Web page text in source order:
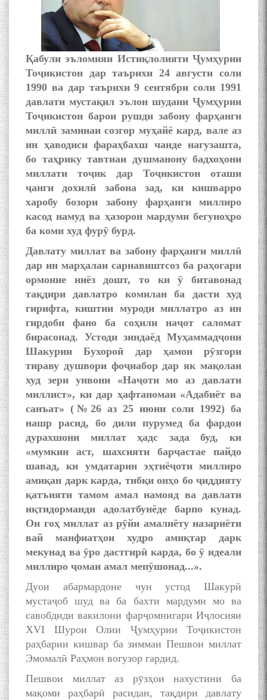
Қабули эъломияи Истиқлолияти Ҷумҳурии
Тоҷикистон дар таърихи 24 августи соли
1990 ва дар таърихи 9 сентябри соли 1991
давлати мустақил эълон шудани Ҷумҳурии
Тоҷикистон барои рушди забону фарҳанги
миллӣ заминаи созгор муҳайё кард, вале аз
ин ҳаводиси фараҳбахш чанде нагузашта,
бо таҳрику тавтиаи душманону бадхоҳони
миллати тоҷик дар Тоҷикистон оташи
ҷанги дохилӣ забона зад, ки кишварро
харобу бозори забону фарҳанги миллиро
касод намуд ва ҳазорон мардуми бегуноҳро
ба коми худ фурӯ бурд.
Давлату миллат ва забону фарҳанги миллӣ
дар ин марҳалаи сарнавиштсоз ба раҳогари
ормоние ниёз дошт, то ки ӯ битавонад
тақдири давлатро комилан ба дасти худ
гирифта, киштии муроди миллатро аз ин
гирдоби фано ба соҳили наҷот саломат
бирасонад. Устоди зиндаёд Муҳаммадҷони
Шакурии Бухороӣ дар ҳамон рӯзгори
тираву душвори фоҷиабор дар як мақолаи
худ зери унвони «Наҷоти мо аз давлати
миллист», ки дар ҳафтаномаи «Адабиёт ва
санъат» (№26 аз 25 июни соли 1992) ба
нашр расид, бо дили пурумед ба фардои
дурахшони миллат ҳадс зада буд, ки
«мумкин аст, шахсияти барҷастае пайдо
шавад, ки умдатарин эҳтиёҷоти миллиро
амиқан дарк карда, тибқи онҳо бо ҷиддияту
қатъияти тамом амал намояд ва давлати
иқтидорманди адолатбунёде барпо кунад.
Он гоҳ миллат аз рӯйи амалиёту назариёти
вай манфиатҳои худро амиқтар дарк
мекунад ва ӯро дастгирӣ карда, бо ӯ идеали
миллиро ҷомаи амал мепӯшонад...».
Дуои абармардоне чун устод Шакурӣ
мустаҷоб шуд ва ба бахти мардуми мо ва
савобдиди вакилони фарҷомнигари Иҷлосияи
XVI Шурои Олии Ҷумҳурии Тоҷикистон
раҳбарии кишвар ба зиммаи Пешвои миллат
Эмомалӣ Раҳмон вогузор гардид.
Пешвои миллат аз рӯзҳои нахустини ба
мақоми раҳбарӣ расидан, тақдири давлату